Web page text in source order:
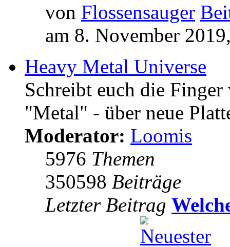
von Flossensauger
am 8. November
Heavy Metal Universe
Schreibt euch die
"Metal" - über neue
Moderator: Loomis
5976 Themen
350598 Beiträge
Letzter Beitrag